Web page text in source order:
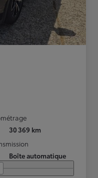
30 369 km
Boîte automatique